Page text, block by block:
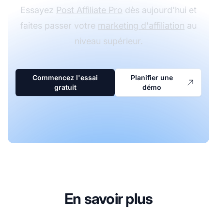
Essayez Post Affiliate Pro dès aujourd'hui et
faites passer votre marketing d'affiliation au
niveau supérieur.
Commencez l'essai
gratuit
Planifier une
démo
En savoir plus